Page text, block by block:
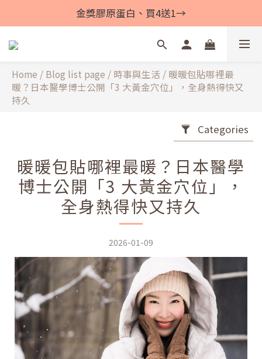
金獎膠原蛋白、買4送1→
Home / Blog list page / 時事與生活 / 暖暖包貼哪裡最
暖？日本醫學博士公開「3 大黃金穴位」，全身熱得快又
持久
Categories
暖暖包貼哪裡最暖？日本醫學
博士公開「3 大黃金穴位」，
全身熱得快又持久
2026-01-09